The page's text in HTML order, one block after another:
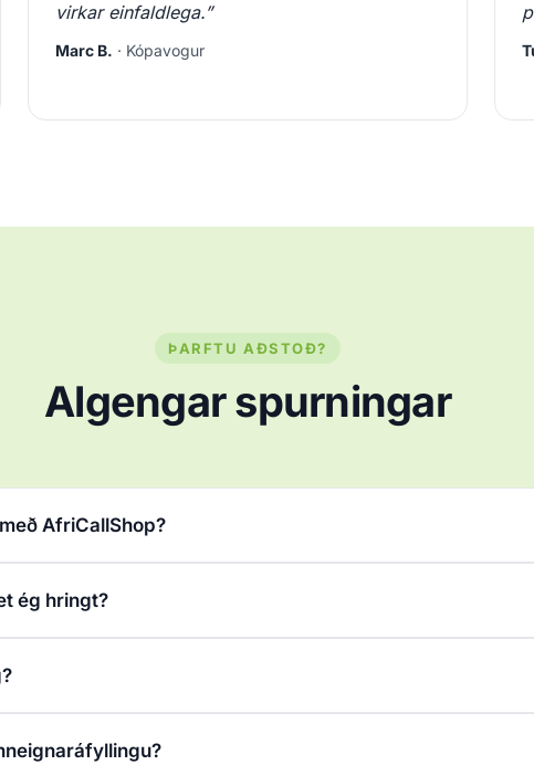
virkar einfaldlega.”
Marc B. · Kópavogur
ÞARFTU AÐSTOÐ?
Algengar spurningar
AfriCallShop?
ég hringt?